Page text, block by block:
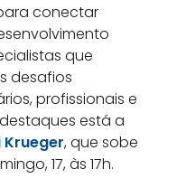
conectar
que
desafios
profissionais e
está a
Krueger, que sobe
17, às 17h.